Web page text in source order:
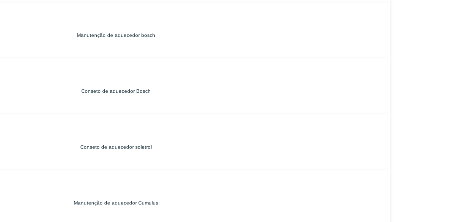
Manutenção de aquecedor bosch
Conseto de aquecedor Bosch
Conseto de aquecedor soletrol
Manutenção de aquecedor Cumulus